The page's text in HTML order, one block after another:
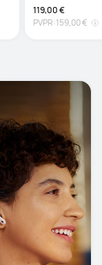
119,00 €
PVPR:159,00 €